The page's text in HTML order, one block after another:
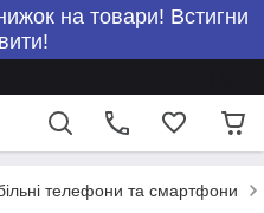
на товари! Встигни
телефони та смартфони